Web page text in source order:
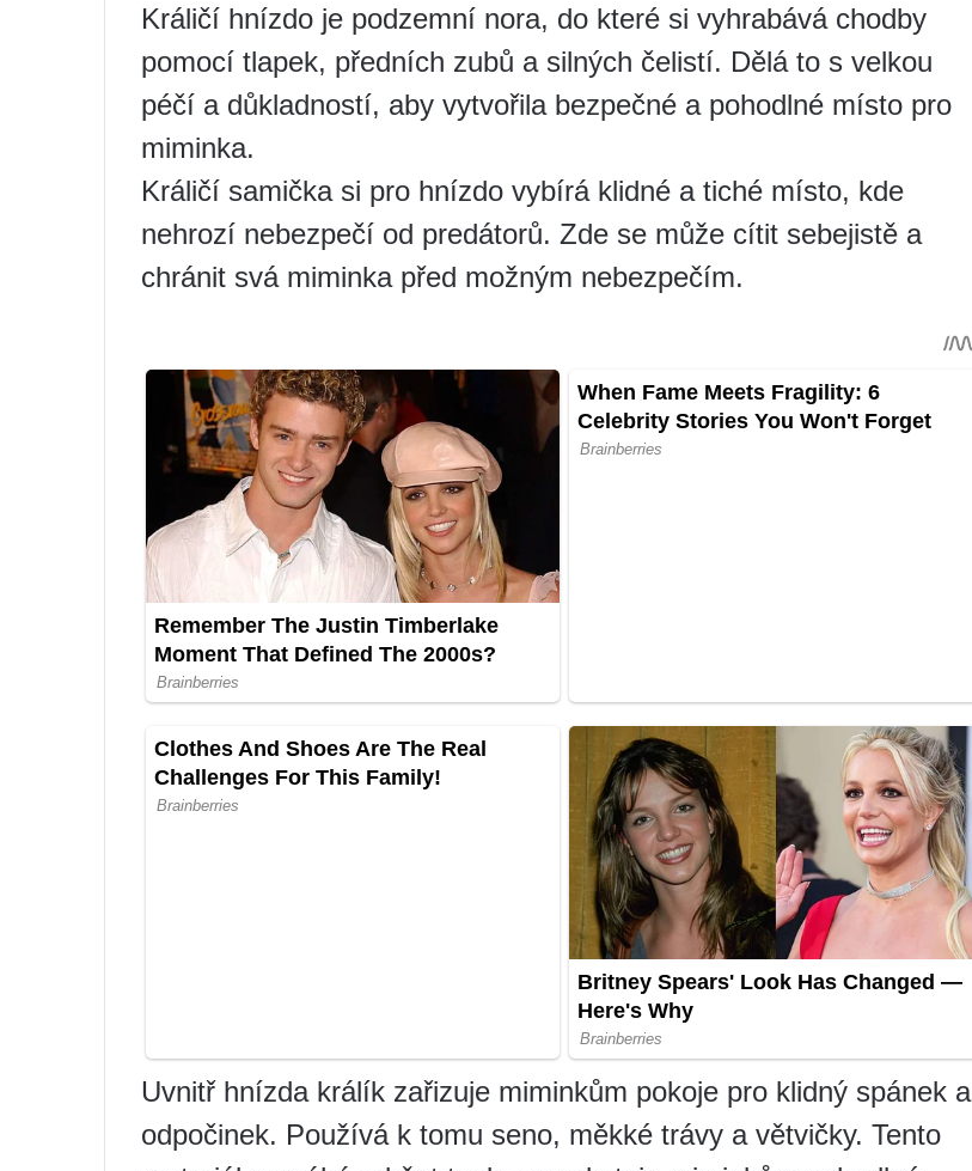
Králičí hnízdo je podzemní nora, do které si vyhrabává chodby
pomocí tlapek, předních zubů a silných čelistí. Dělá to s velkou
péčí a důkladností, aby vytvořila bezpečné a pohodlné místo pro
miminka.
Králičí samička si pro hnízdo vybírá klidné a tiché místo, kde
nehrozí nebezpečí od predátorů. Zde se může cítit sebejistě a
chránit svá miminka před možným nebezpečím.
Uvnitř hnízda králík zařizuje miminkům pokoje pro klidný spánek a
odpočinek. Používá k tomu seno, měkké trávy a větvičky. Tento